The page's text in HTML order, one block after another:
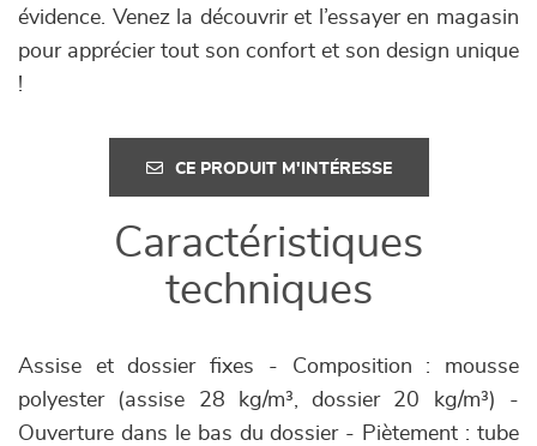
évidence. Venez la découvrir et l’essayer en magasin
pour apprécier tout son confort et son design unique
!
CE PRODUIT M'INTÉRESSE
Caractéristiques
techniques
Assise et dossier fixes - Composition : mousse
polyester (assise 28 kg/m³, dossier 20 kg/m³) -
Ouverture dans le bas du dossier - Piètement : tube